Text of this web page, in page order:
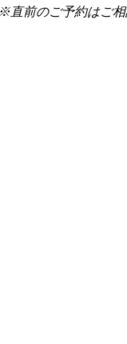
直前のご予約はご